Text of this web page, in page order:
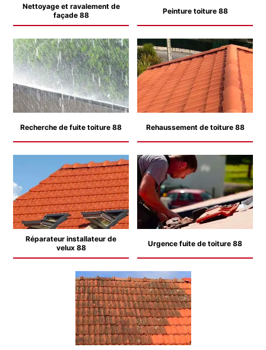
Nettoyage et ravalement de
façade 88
Peinture toiture 88
Recherche de fuite toiture 88 Rehaussement de toiture 88
Réparateur installateur de
velux 88
Urgence fuite de toiture 88